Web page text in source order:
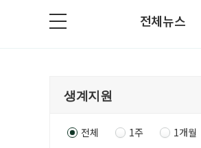
전체뉴스
전체 1주 1개월